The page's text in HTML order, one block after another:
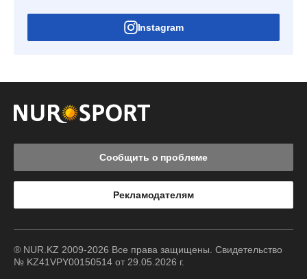
Instagram
Сообщить о проблеме
Рекламодателям
® NUR.KZ 2009-2026 Все права защищены. Свидетельство
№ KZ41VPY00150514 от 29.05.2026 г.